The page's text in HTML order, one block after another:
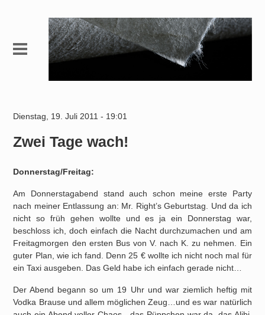
Dienstag, 19. Juli 2011 - 19:01
Zwei Tage wach!
Donnerstag/Freitag:
Am Donnerstagabend stand auch schon meine erste Party
nach meiner Entlassung an: Mr. Right’s Geburtstag. Und da ich
nicht so früh gehen wollte und es ja ein Donnerstag war,
beschloss ich, doch einfach die Nacht durchzumachen und am
Freitagmorgen den ersten Bus von V. nach K. zu nehmen. Ein
guter Plan, wie ich fand. Denn 25 € wollte ich nicht noch mal für
ein Taxi ausgeben. Das Geld habe ich einfach gerade nicht…
Der Abend begann so um 19 Uhr und war ziemlich heftig mit
Vodka Brause und allem möglichen Zeug…und es war natürlich